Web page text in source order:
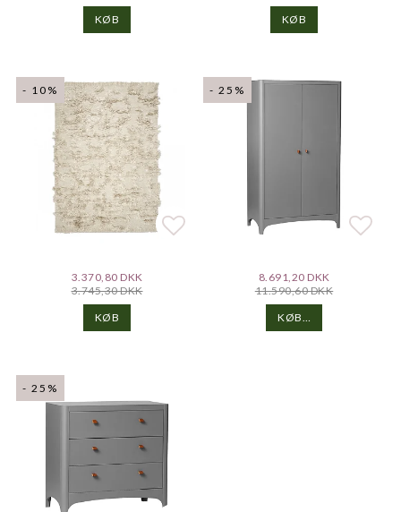
KØB KØB
- 10%
3.745,30 DKK
3.370,80 DKK
KØB
- 25%
11.590,60 DKK
8.691,20 DKK
KØB…
- 25%